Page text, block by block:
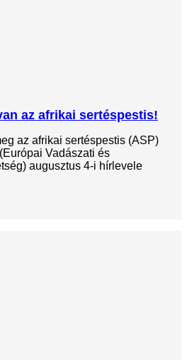
az afrikai sertéspestis!
az afrikai sertéspestis (ASP)
Vadászati és
augusztus 4-i hírlevele